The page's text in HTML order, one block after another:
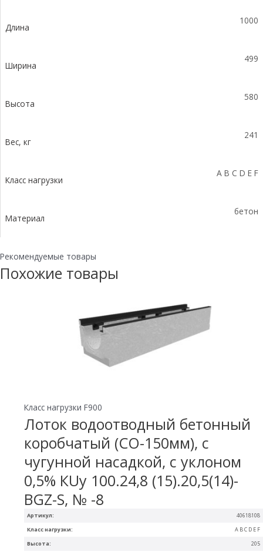
уклоном
100.49,9
BGZ-
Длина
1000
Ширина
499
Высота
580
Вес, кг
241
Класс нагрузки
A B C D E F
Материал
бетон
Рекомендуемые товары
Похожие товары
Артикул: 40618108
Высота: 205
Класс нагрузки: A B C D E F
Класс нагрузки F900
Лоток водоотводный бетонный
коробчатый (СО-150мм), с
чугунной насадкой, с уклоном
0,5% КUу 100.24,8 (15).20,5(14)-
BGZ-S, № -8